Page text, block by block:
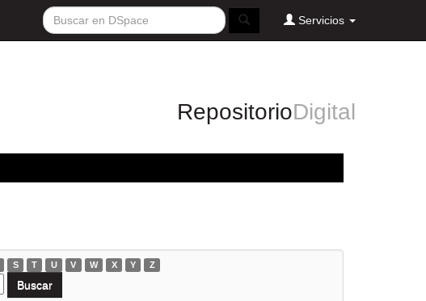
Servicios
RepositorioDigital
S T U V W X Y Z